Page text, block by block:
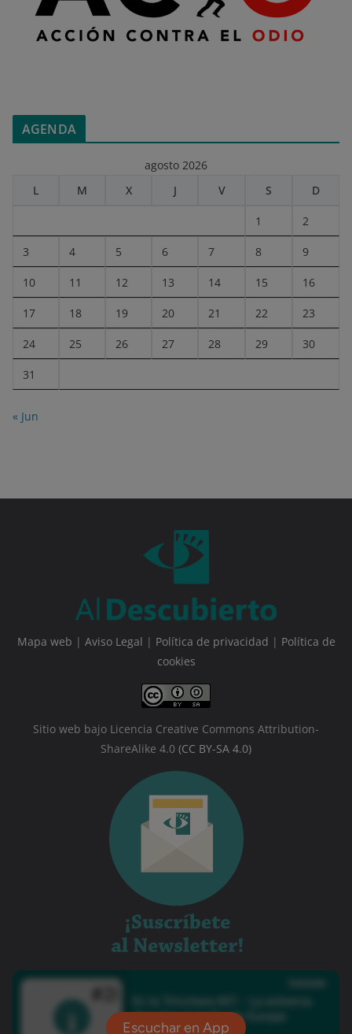
AGENDA
agosto 2026
L
M X J V S D
1 2
3 4 5 6 7 8 9
10 11 12 13 14 15 16
17 18 19 20 21 22 23
24 25 26 27 28 29 30
31
« Jun
Mapa web | Aviso Legal | Política de privacidad | Política de
cookies
Sitio web bajo Licencia Creative Commons Attribution-
ShareAlike 4.0 (CC BY-SA 4.0)